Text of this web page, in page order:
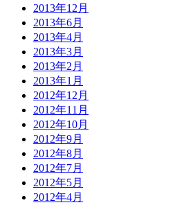
2013年12月
2013年6月
2013年4月
2013年3月
2013年2月
2013年1月
2012年12月
2012年11月
2012年10月
2012年9月
2012年8月
2012年7月
2012年5月
2012年4月